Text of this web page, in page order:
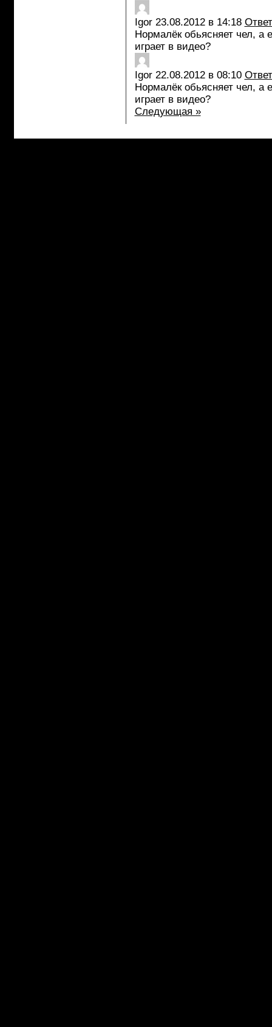
Igor 23.08.2012 в 14:18
Нормалёк обьясняет чел, а
играет в видео?
Igor 22.08.2012 в 08:10
Нормалёк обьясняет чел, а
играет в видео?
Следующая »